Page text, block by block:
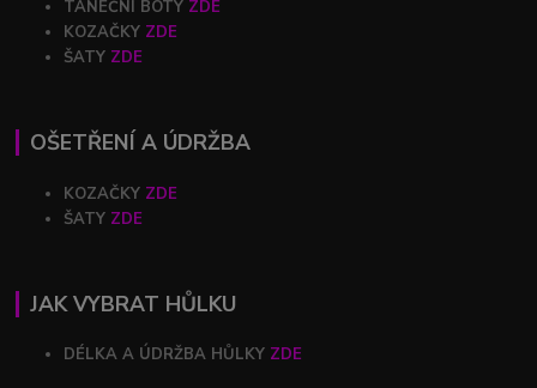
TANEČNÍ BOTY ZDE
KOZAČKY ZDE
ŠATY ZDE
OŠETŘENÍ A ÚDRŽBA
KOZAČKY ZDE
ŠATY ZDE
JAK VYBRAT HŮLKU
DÉLKA A ÚDRŽBA HŮLKY ZDE